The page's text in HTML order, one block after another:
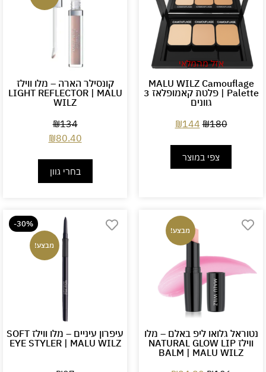
אזל מהמלאי
MALU WILZ Camouflage
Palette | פלטת קאמופלאז 3
גוונים
₪180
₪144
צפי במוצר
קונסילר הארה – מלו ווילז
LIGHT REFLECTOR | MALU
WILZ
₪134
₪80.40
בחרי גוון
מבצע!
נטוראל גלואו ליפ באלם – מלו
ווילז NATURAL GLOW LIP
BALM | MALU WILZ
-30%
מבצע!
עיפרון עיניים – מלו ווילז SOFT
EYE STYLER | MALU WILZ